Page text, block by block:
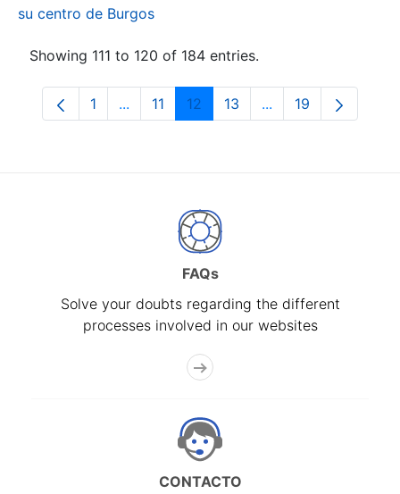
su centro de Burgos
Showing 111 to 120 of 184 entries.
Page
1 ...Intermediate Pages Use TAB to navigate.
Page
11 Page
12 Page
13 ...Intermediate
Page
19
FAQs
Solve your doubts regarding the different
processes involved in our websites
CONTACTO